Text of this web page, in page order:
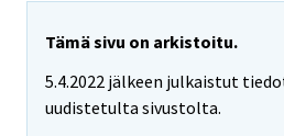
Tämä sivu on arkistoitu.
5.4.2022 jälkeen julkaistut
uudistetulta sivustolta.